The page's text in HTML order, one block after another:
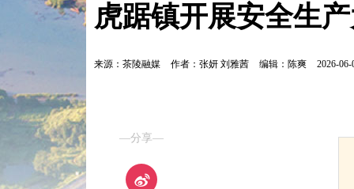
虎踞镇开展安全生
来源：茶陵融媒 作者：张妍 刘雅茜 编辑：陈爽 2026-06-
—分享—